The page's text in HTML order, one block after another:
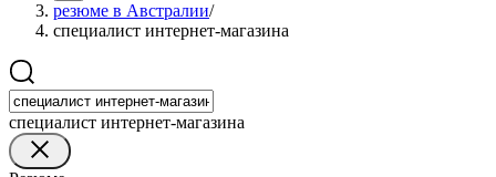
резюме в Австралии/
специалист интернет-магазина
специалист интернет-магазина